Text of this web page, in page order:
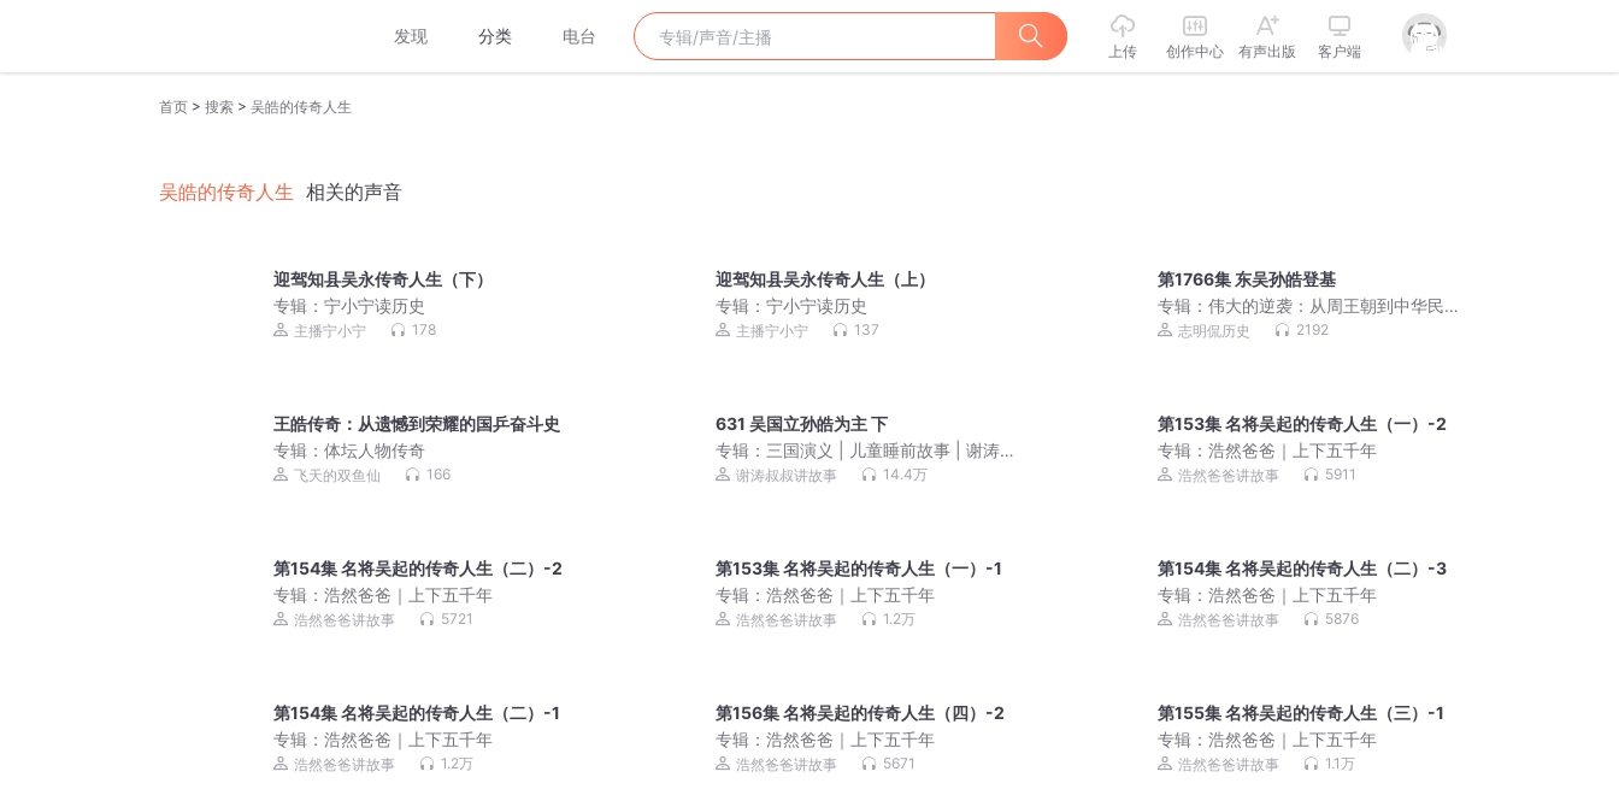
发现 分类 电台
上传 创作中心 有声出版 客户端
首页 > 搜索 > 吴皓的传奇人生
吴皓的传奇人生 相关的声音
迎驾知县吴永传奇人生（下）
专辑： 宁小宁读历史
主播宁小宁 178
迎驾知县吴永传奇人生（上）
专辑：宁小宁读历史
主播宁小宁 137
第1766集 东吴孙皓登基
专辑：伟大的逆袭：从周王朝到中华民
国丨中国通史丨上下五千年 | 历史解谜
志明侃历史 2192
王皓传奇：从遗憾到荣耀的国乒奋斗史
专辑： 体坛人物传奇
飞天的双鱼仙 166
631 吴国立孙皓为主 下
专辑： 三国演义 | 儿童睡前故事 | 谢涛叔
叔演播
谢涛叔叔讲故事 14.4万
第153集 名将吴起的传奇人生（一）-2
专辑：浩然爸爸｜上下五千年
浩然爸爸讲故事 5911
第154集 名将吴起的传奇人生（二）-2
专辑： 浩然爸爸｜上下五千年
浩然爸爸讲故事 5721
第153集 名将吴起的传奇人生（一）-1
专辑：浩然爸爸｜上下五千年
浩然爸爸讲故事 1.2万
第154集 名将吴起的传奇人生（二）-3
专辑：浩然爸爸｜上下五千年
浩然爸爸讲故事 5876
第154集 名将吴起的传奇人生（二）-1
专辑： 浩然爸爸｜上下五千年
浩然爸爸讲故事 1.2万
第156集 名将吴起的传奇人生（四）-2
专辑：浩然爸爸｜上下五千年
浩然爸爸讲故事 5671
第155集 名将吴起的传奇人生（三）-1
专辑：浩然爸爸｜上下五千年
浩然爸爸讲故事 1.1万